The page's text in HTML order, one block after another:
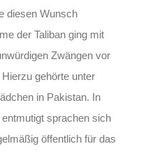
diesen Wunsch
der Taliban ging mit
Zwängen vor
gehörte unter
in Pakistan. In
sprachen sich
öffentlich für das